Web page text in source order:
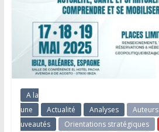
A la
une
Actualité Analyses Auteurs
uveautés
Orientations stratégiques